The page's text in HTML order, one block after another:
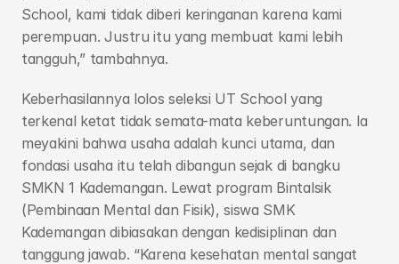
School, kami tidak diberi keringanan karena kami
perempuan. Justru itu yang membuat kami lebih
tangguh,” tambahnya.
Keberhasilannya lolos seleksi UT School yang
terkenal ketat tidak semata-mata keberuntungan. Ia
meyakini bahwa usaha adalah kunci utama, dan
fondasi usaha itu telah dibangun sejak di bangku
SMKN 1 Kademangan. Lewat program Bintalsik
(Pembinaan Mental dan Fisik), siswa SMK
Kademangan dibiasakan dengan kedisiplinan dan
tanggung jawab. “Karena kesehatan mental sangat